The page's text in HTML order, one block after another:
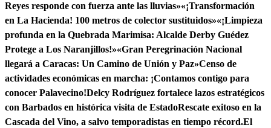
Reyes responde con fuerza ante las lluvias»«¡Transformación
en La Hacienda! 100 metros de colector sustituidos»«¡Limpieza
profunda en la Quebrada Marimisa: Alcalde Derby Guédez
Protege a Los Naranjillos!»«Gran Peregrinación Nacional
llegará a Caracas: Un Camino de Unión y Paz»Censo de
actividades económicas en marcha: ¡Contamos contigo para
conocer Palavecino!Delcy Rodríguez fortalece lazos estratégicos
con Barbados en histórica visita de EstadoRescate exitoso en la
Cascada del Vino, a salvo temporadistas en tiempo récord.El